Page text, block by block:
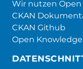
Wir nutzen Open
CKAN
CKAN Github
Open